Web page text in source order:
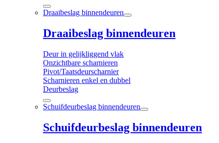
Draaibeslag binnendeuren
Draaibeslag binnendeuren
Deur in gelijkliggend vlak
Onzichtbare scharnieren
Pivot/Taatsdeurscharnier
Scharnieren enkel en dubbel
Deurbeslag
Schuifdeurbeslag binnendeuren
Schuifdeurbeslag binnendeuren